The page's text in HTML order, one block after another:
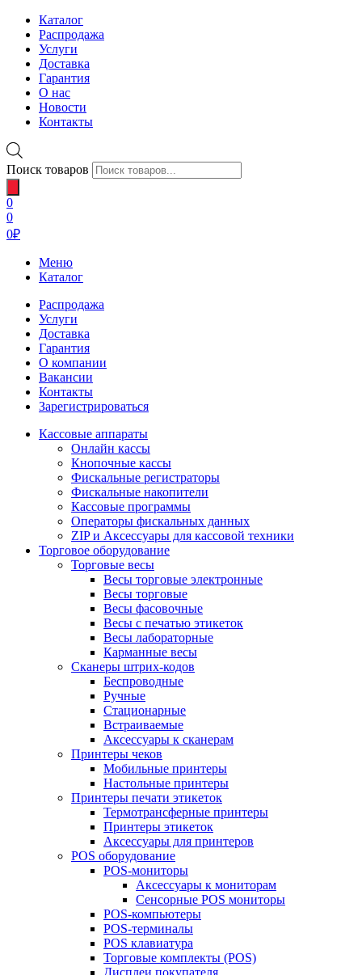
Каталог
Распродажа
Услуги
Доставка
Гарантия
О нас
Новости
Контакты
Поиск товаров
0
0
0₽
Меню
Каталог
Распродажа
Услуги
Доставка
Гарантия
О компании
Вакансии
Контакты
Зарегистрироваться
Кассовые аппараты
Онлайн кассы
Кнопочные кассы
Фискальные регистраторы
Фискальные накопители
Кассовые программы
Операторы фискальных данных
ZIP и Аксессуары для кассовой техники
Торговое оборудование
Торговые весы
Весы торговые электронные
Весы торговые
Весы фасовочные
Весы с печатью этикеток
Весы лабораторные
Карманные весы
Сканеры штрих-кодов
Беспроводные
Ручные
Стационарные
Встраиваемые
Аксессуары к сканерам
Принтеры чеков
Мобильные принтеры
Настольные принтеры
Принтеры печати этикеток
Термотрансферные принтеры
Принтеры этикеток
Аксессуары для принтеров
POS оборудование
POS-мониторы
Аксессуары к мониторам
Сенсорные POS мониторы
POS-компьютеры
POS-терминалы
POS клавиатура
Торговые комплекты (POS)
Дисплеи покупателя